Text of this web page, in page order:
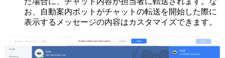
お、自動案内ボットがチャットの転送を開始した際に
表示するメッセージの内容はカスタマイズできます。